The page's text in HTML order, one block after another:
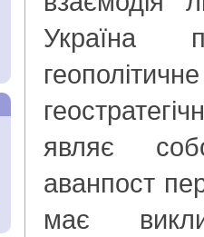
Україна
являє
аванпост
має